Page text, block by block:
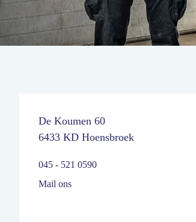
De Koumen 60
6433 KD Hoensbroek
045 - 521 0590
Mail ons